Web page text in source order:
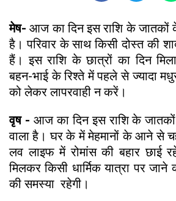
मेष-आज का दिन इस राशि के जातकों
है। परिवार के साथ किसी दोस्त की
हैं। इस राशि के छात्रों का दिन
बहन-भाई के रिश्ते में पहले से ज्यादा
को लेकर लापरवाही न करें।
वृष - आज का दिन इस राशि के जातकों
वाला है। घर के में मेहमानों के आने से
लव लाइफ में रोमांस की बहार छाई
मिलकर किसी धार्मिक यात्रा पर जाने
की समस्या रहेगी।